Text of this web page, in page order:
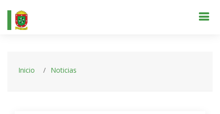
Inicio Noticias